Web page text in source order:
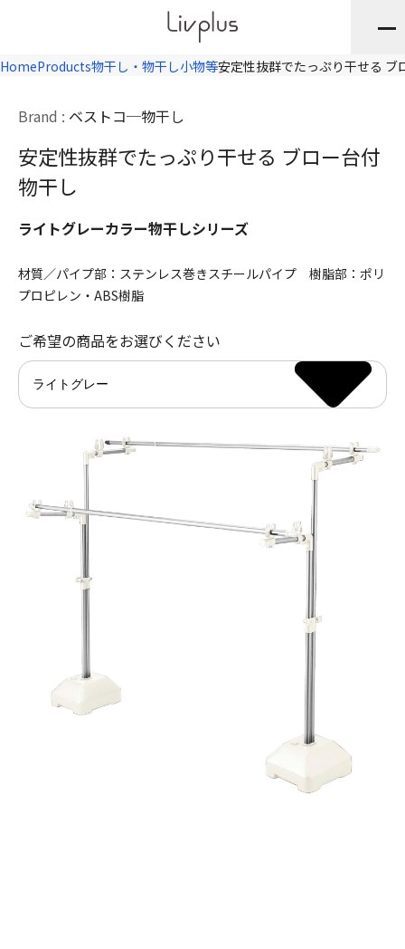
HomeProducts物干し・物干し小物等安定性抜群でたっぷり干せる ブ
Brand : ベストコ 物干し
安定性抜群でたっぷり干せる ブロー台付
物干し
ライトグレーカラー物干しシリーズ
材質／パイプ部：ステンレス巻きスチールパイプ 樹脂部：ポリ
プロピレン・ABS樹脂
ご希望の商品をお選びください